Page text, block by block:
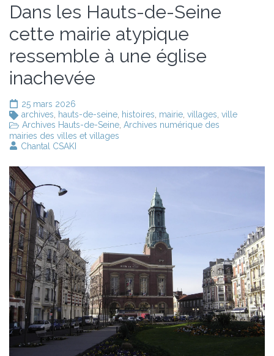
Dans les Hauts-de-Seine
cette mairie atypique
ressemble à une église
inachevée
25 mars 2026
archives
hauts-de-seine histoires mairie villages ville
Archives Hauts-de-Seine Archives numérique des
mairies des villes et villages
Chantal CSAKI